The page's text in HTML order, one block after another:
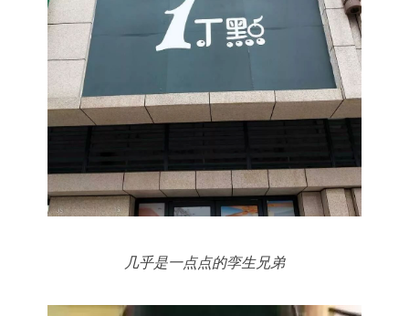
几乎是一点点的孪生兄弟